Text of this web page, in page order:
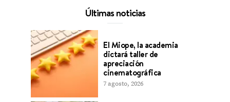
Últimas noticias
El Miope, la academia
dictará taller de
apreciación
cinematográfica
7 agosto, 2026